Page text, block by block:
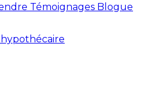
Témoignages Blogue